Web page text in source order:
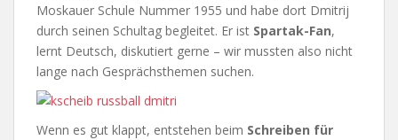
Moskauer Schule Nummer 1955 und habe dort Dmitrij
durch seinen Schultag begleitet. Er ist Spartak-Fan,
lernt Deutsch, diskutiert gerne – wir mussten also nicht
lange nach Gesprächsthemen suchen.
Wenn es gut klappt, entstehen beim Schreiben für